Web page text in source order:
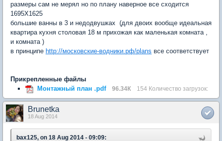
размеры сам не мерял но по плану наверное все сходится
1695Х1625
большие ванны в 3 и недодвушках (для двоих вообще идеальная
квартира кухня столовая 18 м прихожая как маленькая комната ,
и комната )
в принципе http://московские-водники.рф/plans все соответствует
Прикрепленные файлы
Монтажный план .pdf
96.34К 154 Количество загрузок:
Brunetka
18 Aug 2014
bax125, on 18 Aug 2014 - 09:09: